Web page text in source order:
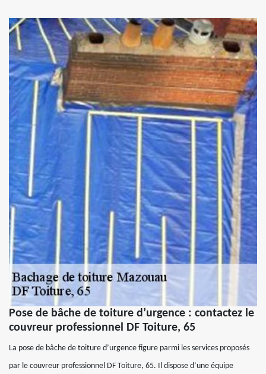
Pose de bâche de toiture d’urgence : contactez le
couvreur professionnel DF Toiture, 65
La pose de bâche de toiture d’urgence figure parmi les services proposés
par le couvreur professionnel DF Toiture, 65. Il dispose d’une équipe